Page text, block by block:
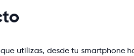
utilizas, desde tu smartphone